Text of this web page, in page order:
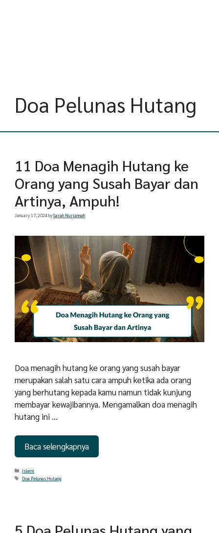
Doa Pelunas Hutang
11 Doa Menagih Hutang ke
Orang yang Susah Bayar dan
Artinya, Ampuh!
January 17, 2024bySarah Nurjannah
Doa menagih hutang ke orang yang susah bayar
merupakan salah satu cara ampuh ketika ada orang
yang berhutang kepada kamu namun tidak kunjung
membayar kewajibannya. Mengamalkan doa menagih
hutang ini …
Baca selengkapnya
Categories
Islami
Tags
Doa Pelunas Hutang